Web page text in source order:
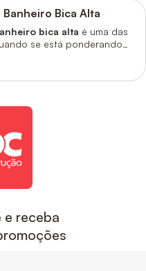
Bica Alta
bica alta é uma das
se está ponderando
Além de muito bonita e
o que faz diferença no
monocomando
receba